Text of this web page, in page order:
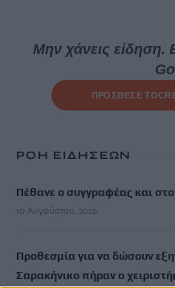
Μην χάνεις είδηση.
ΠΡΟΣΘΕΣΕ ΤΟ
ΡΟΗ ΕΙΔΗΣΕΩΝ
Πέθανε ο συγγραφέας και
10 Αυγούστου, 2026
Προθεσμία για να δώσουν
Σαρακήνικο πήραν ο